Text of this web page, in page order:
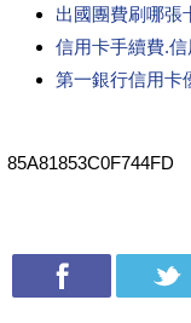
出國團費刷哪張
信用卡手續費.
第一銀行信用卡
85A81853C0F744FD